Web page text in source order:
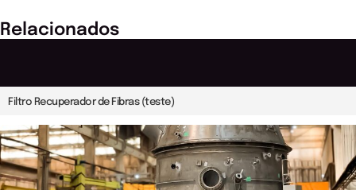
Relacionados
Filtro Recuperador de Fibras (teste)